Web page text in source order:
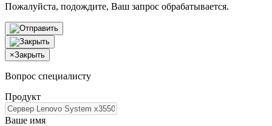
Пожалуйста, подождите, Ваш запрос обрабатывается.
×Закрыть
Вопрос специалисту
Продукт
Ваше имя